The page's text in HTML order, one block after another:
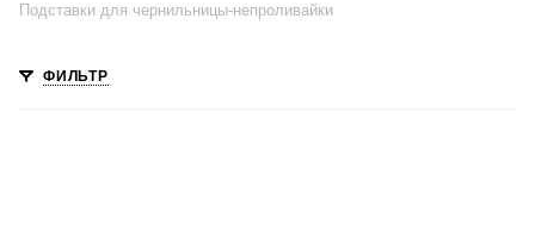
Подставки для чернильницы-непроливайки
ФИЛЬТР